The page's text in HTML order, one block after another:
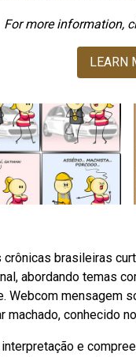
For more information,
LEARN
brasileiras
abordando temas
Webcom
conhecido
e